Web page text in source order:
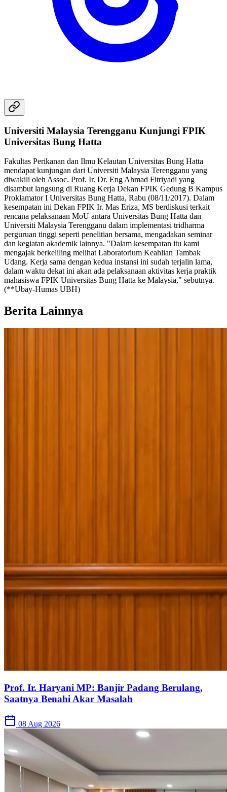
Universiti Malaysia Terengganu Kunjungi FPIK
Universitas Bung Hatta
Fakultas Perikanan dan Ilmu Kelautan Universitas Bung Hatta
mendapat kunjungan dari Universiti Malaysia Terengganu yang
diwakili oleh Assoc. Prof. Ir. Dr. Eng Ahmad Fitriyadi yang
disambut langsung di Ruang Kerja Dekan FPIK Gedung B Kampus
Proklamator I Universitas Bung Hatta, Rabu (08/11/2017). Dalam
kesempatan ini Dekan FPIK Ir. Mas Eriza, MS berdiskusi terkait
rencana pelaksanaan MoU antara Universitas Bung Hatta dan
Universiti Malaysia Terengganu dalam implementasi tridharma
perguruan tinggi seperti penelitian bersama, mengadakan seminar
dan kegiatan akademik lainnya. "Dalam kesempatan itu kami
mengajak berkeliling melihat Laboratorium Keahlian Tambak
Udang. Kerja sama dengan kedua instansi ini sudah terjalin lama,
dalam waktu dekat ini akan ada pelaksanaan aktivitas kerja praktik
mahasiswa FPIK Universitas Bung Hatta ke Malaysia," sebutnya.
(**Ubay-Humas UBH)
Berita Lainnya
Prof. Ir. Haryani MP: Banjir Padang Berulang,
Saatnya Benahi Akar Masalah
08 Aug 2026